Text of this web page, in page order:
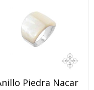
Piedra Nacar